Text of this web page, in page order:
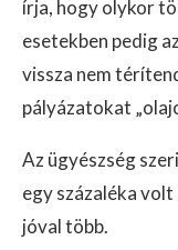
írja, hogy olykor
esetekben pedig
vissza nem
pályázatokat
Az ügyészség
egy százaléka
jóval több.